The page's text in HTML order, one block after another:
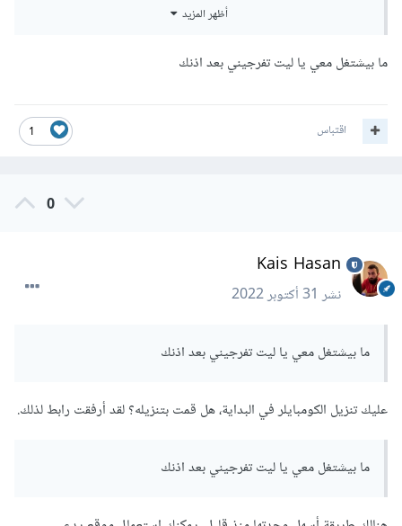
أظهر المزيد
ما بيشتغل معي يا ليت تفرجيني بعد اذنك
1 اقتباس
0
Kais Hasan
نشر31 أكتوبر 2022
ما بيشتغل معي يا ليت تفرجيني بعد اذنك
عليك تنزيل الكومبايلر في البداية، هل قمت بتنزيله؟ لقد أرفقت رابط لذلك.
ما بيشتغل معي يا ليت تفرجيني بعد اذنك